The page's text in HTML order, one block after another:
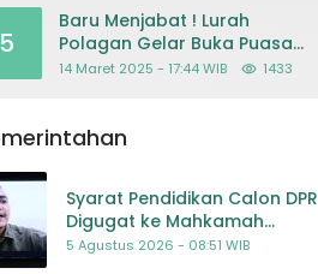
Kriminalisasi
Baru Menjabat ! Lurah
Polagan Gelar Buka Puasa
Bersama
14 Maret 2025 - 17:44 WIB 1433
Syarat Pendidikan Calon DPR
Digugat ke Mahkamah
Konstitusi
5 Agustus 2026 - 08:51 WIB